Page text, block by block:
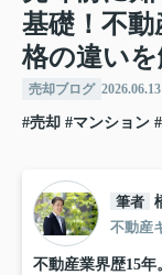
基礎！不
格の違い
売却ブログ 2026.06.13
#売却 #マンション
筆者
不動産
不動産業界歴15